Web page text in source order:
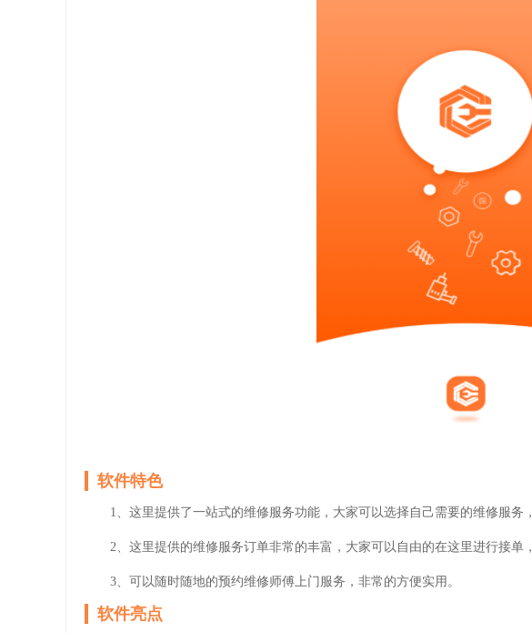
软件特色
1、这里提供了一站式的维修服务功能，大家可以选择自己需要的维修服务，
2、这里提供的维修服务订单非常的丰富，大家可以自由的在这里进行接单，
3、可以随时随地的预约维修师傅上门服务，非常的方便实用。
软件亮点